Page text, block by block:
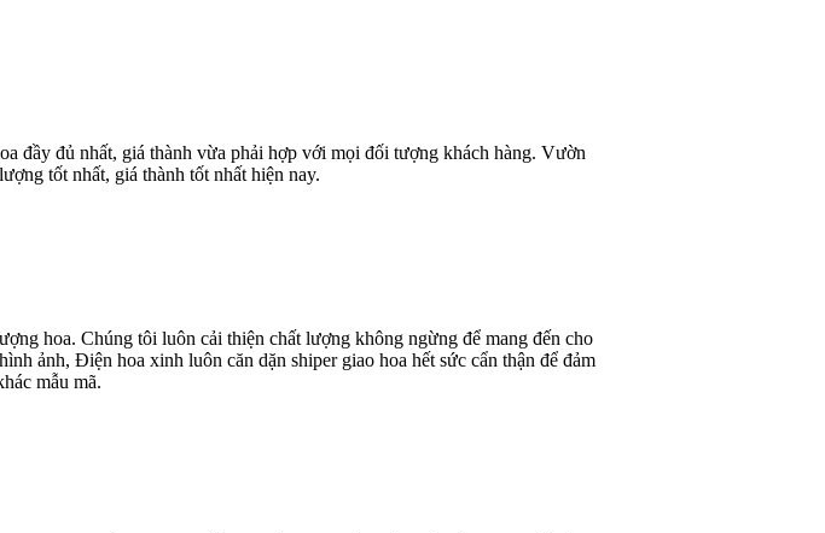
đầy đủ nhất, giá thành vừa phải hợp với mọi đối tượng khách hàng. Vườn
tốt nhất, giá thành tốt nhất hiện nay.
hoa. Chúng tôi luôn cải thiện chất lượng không ngừng để mang đến cho
ảnh, Điện hoa xinh luôn căn dặn shiper giao hoa hết sức cẩn thận để đảm
mẫu mã.